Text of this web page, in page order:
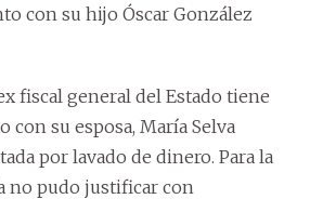
con su hijo Óscar González
fiscal general del Estado tiene
con su esposa, María Selva
por lavado de dinero. Para la
no pudo justificar con